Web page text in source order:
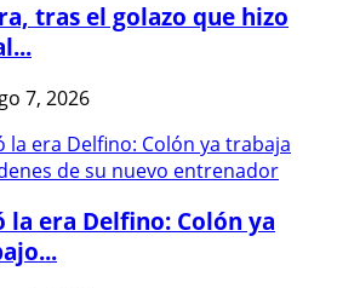
tras el golazo que hizo
7, 2026
la era Delfino: Colón ya